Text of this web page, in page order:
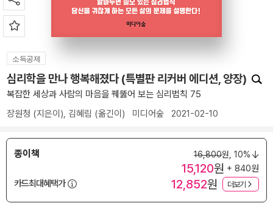
소득공제
심리학을 만나 행복해졌다 (특별판 리커버 에디션, 양장)
복잡한 세상과 사람의 마음을 꿰뚫어 보는 심리법칙 75
장원청 (지은이), 김혜림 (옮긴이) 미디어숲 2021-02-10
종이책 16,800원, 10%
15,120원 + 840원
카드최대혜택가
12,852원 더보기